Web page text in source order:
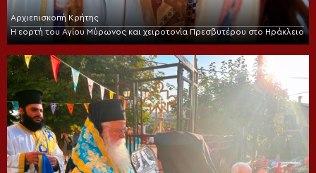
Αρχιεπισκοπή Κρήτης
Η εορτή του Αγίου Μύρωνος και χειροτονία Πρεσβυτέρου στο Ηράκλειο